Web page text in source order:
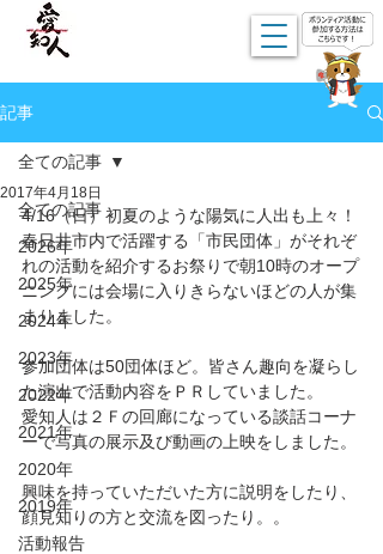
記事
全ての記事
2026年
2025年
2024年
2023年
2022年
2021年
2020年
2019年
活動報告
全ての記事
2017年4月18日
4/16（日）初夏のような陽気に人出も上々！
春日井市内で活躍する「市民団体」がそれぞ
れの活動を紹介するお祭りで朝10時のオープ
ニングには会場に入りきらないほどの人が集
まりました。
参加団体は50団体ほど。皆さん趣向を凝らし
た演出で活動内容をＰＲしていました。
愛知人は２Ｆの回廊になっている談話コーナ
ーで写真の展示及び動画の上映をしました。
興味を持っていただいた方に説明をしたり、
顔見知りの方と交流を図ったり。。